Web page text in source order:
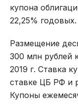
купона
22,25% годовых.
Размещение
300 млн рублей
2019 г. Ставка
ставке ЦБ РФ и
Купоны